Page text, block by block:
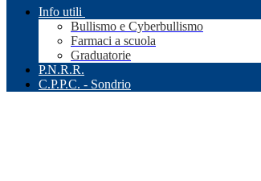
Info utili
Bullismo e Cyberbullismo
Farmaci a scuola
Graduatorie
P.N.R.R.
C.P.P.C. - Sondrio